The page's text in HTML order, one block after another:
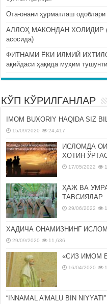
Ота-онани ҳурматлаш одоблари
АЛЛОҲ МАКОНДАН ХОЛИДИР
асосида)
ФИТНАМИ ЁКИ ИЛМИЙ
ақийдаси ҳақида муҳим
КЎП КЎРИЛГАНЛАР
IMOM BUXORIY HAQIDA SIZ
15/09/2020 24,417
ИСЛОМДА
ХОТИН
17/05/2022
ҲАЖ ВА
ТАВСИЯЛАР
29/06/2022
ХАДИЧА ОНАМИЗНИНГ
29/09/2020 11,636
«СИЗ ИМОМ
16/04/2020
“INNAMAL A’MALU BIN NIYYATI”